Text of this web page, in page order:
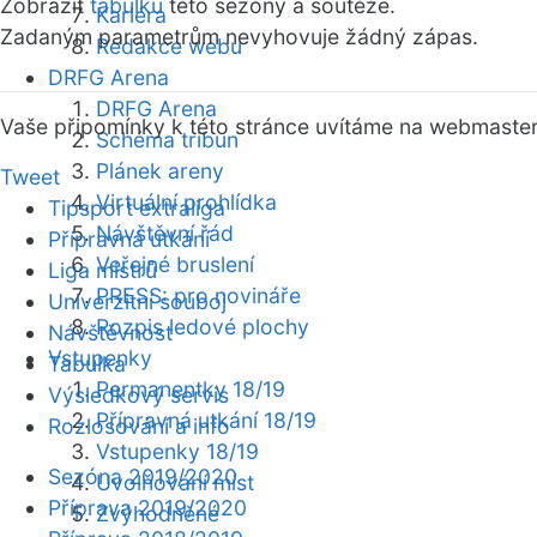
Kariéra
Redakce webu
DRFG Arena
DRFG Arena
Schéma tribun
Plánek areny
Virtuální prohlídka
Návštěvní řád
Veřejné bruslení
PRESS: pro novináře
Rozpis ledové plochy
Vstupenky
Permanentky 18/19
Přípravná utkání 18/19
Vstupenky 18/19
Uvolňování míst
Zvýhodněné
Zobrazit tabulku této sezóny a soutěže.
Zadaným parametrům nevyhovuje žádný zápas.
Vaše připomínky k této stránce uvítáme na webmaster
Tweet
Tipsport extraliga
Přípravná utkání
Liga mistrů
Univerzitní souboj
Návštěvnost
Tabulka
Výsledkový servis
Rozlosování a info
Sezóna 2019/2020
Příprava 2019/2020